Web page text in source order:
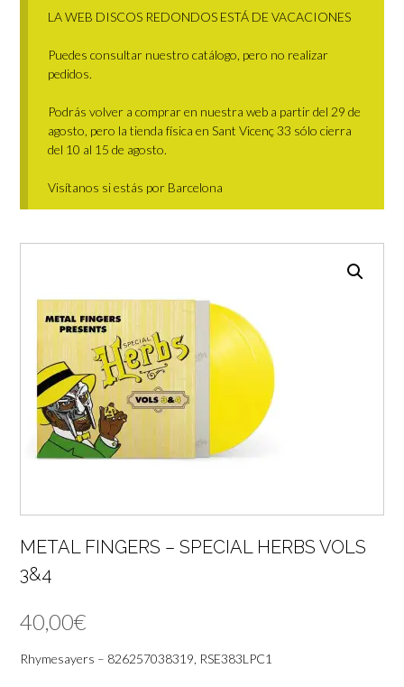
LA WEB DISCOS REDONDOS ESTÁ DE VACACIONES
Puedes consultar nuestro catálogo, pero no realizar
pedidos.
Podrás volver a comprar en nuestra web a partir del 29 de
agosto, pero la tienda física en Sant Vicenç 33 sólo cierra
del 10 al 15 de agosto.
Visítanos si estás por Barcelona
METAL FINGERS – SPECIAL HERBS VOLS
3&4
40,00€
Rhymesayers – 826257038319, RSE383LPC1